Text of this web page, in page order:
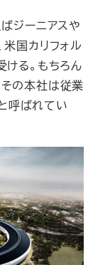
ジーニアスや
米国カリフォル
ける。もちろん
の本社は従業
呼ばれてい